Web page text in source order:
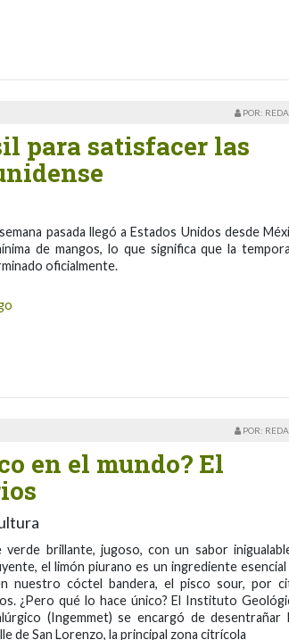
POR:
para satisfacer las
pasada llegó a Estados Unidos desde
de mangos, lo que significa que la
oficialmente.
POR:
en el mundo? El
verde brillante, jugoso, con un sabor
el limón piurano es un ingrediente esencial
nuestro cóctel bandera, el pisco sour, por
¿Pero qué lo hace único? El Instituto
(Ingemmet) se encargó de desentrañar
de San Lorenzo, la principal zona citrícola